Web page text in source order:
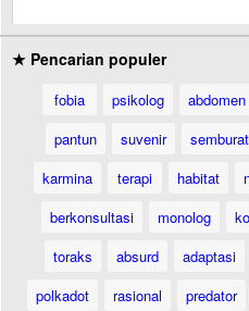
★ Pencarian populer
fobia psikolog abdomen
pantun
suvenir semburat
karmina
terapi habitat
berkonsultasi
monolog
toraks
absurd adaptasi
polkadot
rasional predator